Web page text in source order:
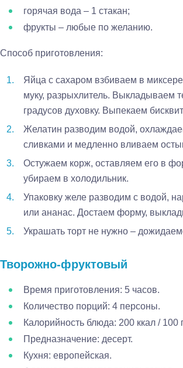
горячая вода – 1 стакан;
фрукты – любые по желанию.
Способ приготовления:
Яйца с сахаром взбиваем в
муку, разрыхлитель. Выкладываем
градусов духовку. Выпекаем
Желатин разводим водой,
сливками и медленно вливаем
Остужаем корж, оставляем его в
убираем в холодильник.
Упаковку желе разводим с водой,
или ананас. Достаем форму,
Украшать торт не нужно –
Творожно-фруктовый
Время приготовления: 5 часов.
Количество порций: 4 персоны.
Калорийность блюда: 200 ккал / 100
Предназначение: десерт.
Кухня: европейская.